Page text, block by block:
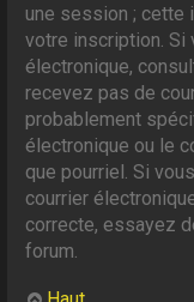
une session ; cette
votre inscription. Si
électronique,
recevez pas de
probablement
électronique ou le
que pourriel. Si
courrier
correcte, essayez
forum.